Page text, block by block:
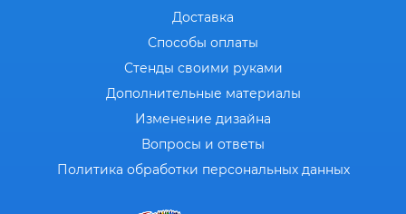
Доставка
Способы оплаты
Стенды своими руками
Дополнительные материалы
Изменение дизайна
Вопросы и ответы
Политика обработки персональных данных